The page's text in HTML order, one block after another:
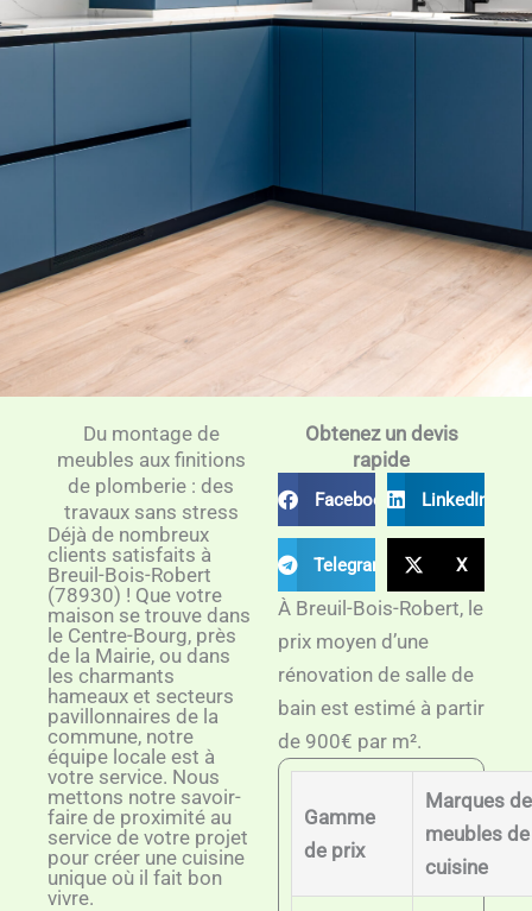
Obtenez un devis
rapide
Facebook LinkedIn
Telegram X
À Breuil-Bois-Robert, le
prix moyen d’une
rénovation de salle de
bain est estimé à partir
de 900€ par m².
Gamme
de prix
Marques de
meubles de
cuisine
Du montage de
meubles aux finitions
de plomberie : des
travaux sans stress
Déjà de nombreux
clients satisfaits à
Breuil-Bois-Robert
(78930) ! Que votre
maison se trouve dans
le Centre-Bourg, près
de la Mairie, ou dans
les charmants
hameaux et secteurs
pavillonnaires de la
commune, notre
équipe locale est à
votre service. Nous
mettons notre savoir-
faire de proximité au
service de votre projet
pour créer une cuisine
unique où il fait bon
vivre.